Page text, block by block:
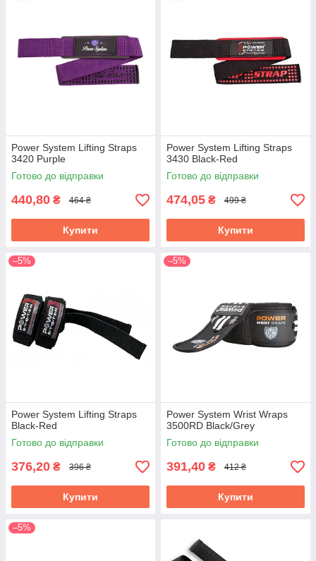
Power System Lifting Straps
3420 Purple
Готово до відправки
440,80 ₴ 464 ₴
Купити
Power System Lifting Straps
3430 Black-Red
Готово до відправки
474,05 ₴ 499 ₴
Купити
–5%
Power System Lifting Straps
Black-Red
Готово до відправки
376,20 ₴ 396 ₴
Купити
–5%
Power System Wrist Wraps
3500RD Black/Grey
Готово до відправки
391,40 ₴ 412 ₴
Купити
–5%